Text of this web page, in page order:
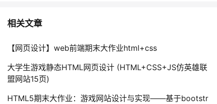
相关文章
【网页设计】web前端期末大作业html+css
大学生游戏静态HTML网页设计 (HTML+CSS+JS仿英雄联
盟网站15页)
HTML5期末大作业：游戏网站设计与实现——基于bootstr